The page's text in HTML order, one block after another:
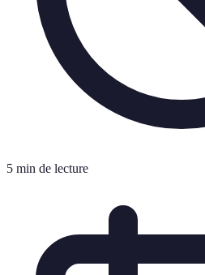
5 min de lecture